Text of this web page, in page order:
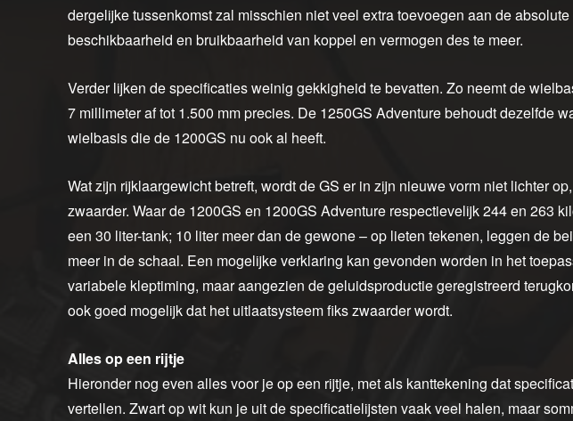
dergelijke tussenkomst zal misschien niet veel extra toevoegen aan de
beschikbaarheid en bruikbaarheid van koppel en vermogen des te meer.
Verder lijken de specificaties weinig gekkigheid te bevatten. Zo neemt de
7 millimeter af tot 1.500 mm precies. De 1250GS Adventure behoudt dezelfde
wielbasis die de 1200GS nu ook al heeft.
Wat zijn rijklaargewicht betreft, wordt de GS er in zijn nieuwe vorm niet lichter
zwaarder. Waar de 1200GS en 1200GS Adventure respectievelijk 244 en 263
een 30 liter-tank; 10 liter meer dan de gewone – op lieten tekenen, leggen de
meer in de schaal. Een mogelijke verklaring kan gevonden worden in het
variabele kleptiming, maar aangezien de geluidsproductie geregistreerd
ook goed mogelijk dat het uitlaatsysteem fiks zwaarder wordt.
Alles op een rijtje
Hieronder nog even alles voor je op een rijtje, met als kanttekening dat
vertellen. Zwart op wit kun je uit de specificatielijsten vaak veel halen, maar